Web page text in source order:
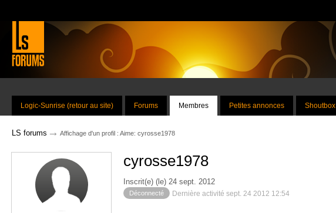
Logic-Sunrise (retour au site) Forums Membres Petites annonces Shoutbox
LS forums → Affichage d'un profil : Aime: cyrosse1978
cyrosse1978
Inscrit(e) (le) 24 sept. 2012
Déconnecté Dernière activité sept. 24 2012 12:54